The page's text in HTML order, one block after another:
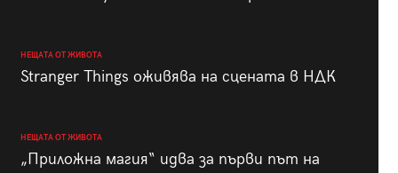
НЕЩАТА ОТ ЖИВОТА
Stranger Things оживява на сцената в НДК
НЕЩАТА ОТ ЖИВОТА
„Приложна магия“ идва за първи път на